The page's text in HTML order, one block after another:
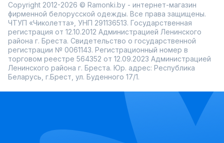
Copyright 2012-2026 © Ramonki.by - интернет-магазин
фирменной белорусской одежды. Все права защищены.
ЧТУП «Чиколетта», УНП 291136513. Государственная
регистрация от 12.10.2012 Администрацией Ленинского
района г. Бреста. Свидетельство о государственной
регистрации № 0061143. Регистрационный номер в
торговом реестре 564352 от 12.09.2023 Администрацией
Ленинского района г. Бреста. Юр. адрес: Республика
Беларусь, г.Брест, ул. Буденного 17/1.